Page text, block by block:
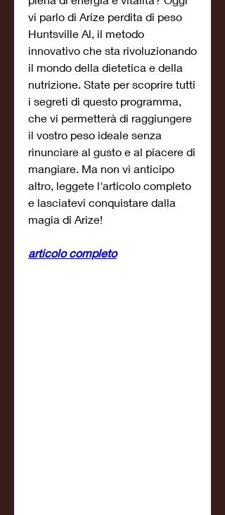
vi parlo di Arize perdita di peso
Huntsville Al, il metodo
innovativo che sta rivoluzionando
il mondo della dietetica e della
nutrizione. State per scoprire tutti
i segreti di questo programma,
che vi permetterà di raggiungere
il vostro peso ideale senza
rinunciare al gusto e al piacere di
mangiare. Ma non vi anticipo
altro, leggete l'articolo completo
e lasciatevi conquistare dalla
magia di Arize!
articolo completo